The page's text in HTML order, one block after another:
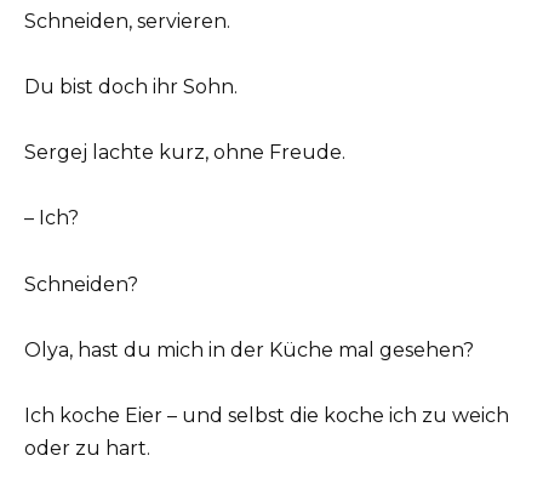
Schneiden, servieren.
Du bist doch ihr Sohn.
Sergej lachte kurz, ohne Freude.
– Ich?
Schneiden?
Olya, hast du mich in der Küche mal gesehen?
Ich koche Eier – und selbst die koche ich zu weich
oder zu hart.